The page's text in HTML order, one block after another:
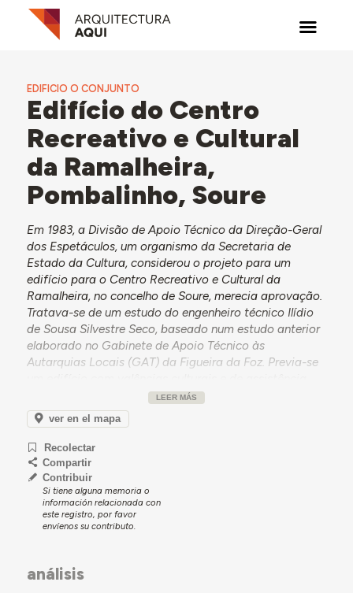
EDIFICIO O CONJUNTO
Edifício do Centro
Recreativo e Cultural
da Ramalheira,
Pombalinho, Soure
Em 1983, a Divisão de Apoio Técnico da Direção-Geral
dos Espetáculos, um organismo da Secretaria de
Estado da Cultura, considerou o projeto para um
edifício para o Centro Recreativo e Cultural da
Ramalheira, no concelho de Soure, merecia aprovação.
Tratava-se de um estudo do engenheiro técnico Ilídio
de Sousa Silvestre Seco, baseado num estudo anterior
elaborado no Gabinete de Apoio Técnico às
Autarquias Locais (GAT) da Figueira da Foz. Previa-se
médica. A documentação consultada não permitiu
apurar mais dados sobre a construção ou utilização do
edifício, que terá sido ampliado a partir de 1995.
LEER MÁS
ver en el mapa
Recolectar
Compartir
Contribuir
Si tiene alguna memoria o
información relacionada con
este registro, por favor
envíenos su contributo.
análisis